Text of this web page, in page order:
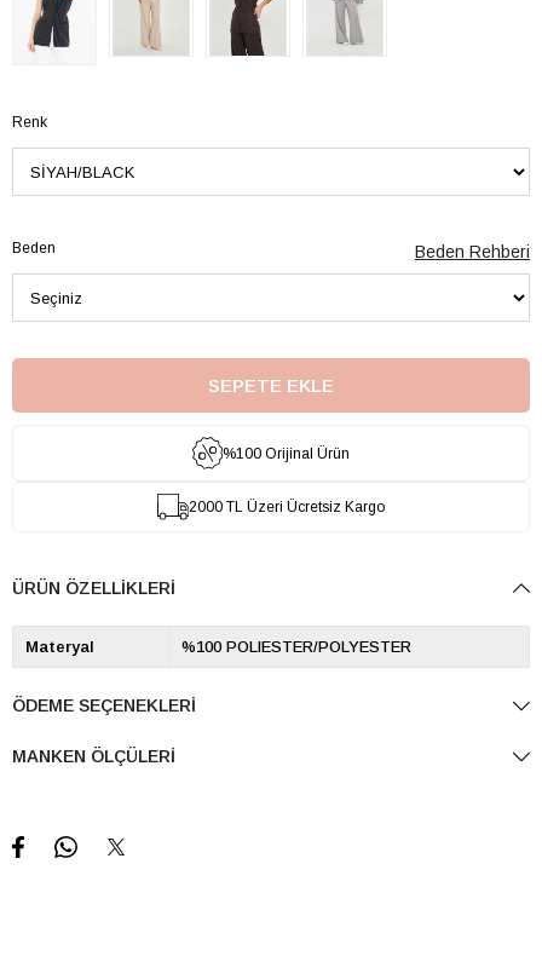
Renk
Beden Beden Rehberi
%100 Orijinal Ürün
2000 TL Üzeri Ücretsiz Kargo
ÜRÜN ÖZELLIKLERI
Materyal %100 POLIESTER/POLYESTER
ÖDEME SEÇENEKLERI
MANKEN ÖLÇÜLERI